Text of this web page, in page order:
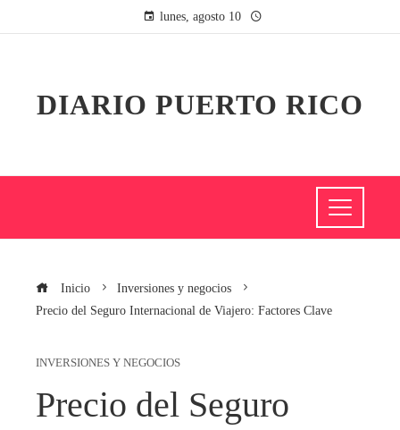
lunes, agosto 10
DIARIO PUERTO RICO
Inicio
Inversiones y negocios
Precio del Seguro Internacional de Viajero: Factores Clave
INVERSIONES Y NEGOCIOS
Precio del Seguro